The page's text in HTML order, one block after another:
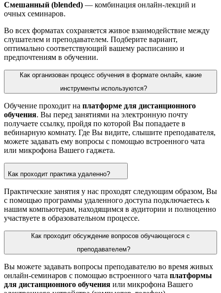
Смешанный (blended) — комбинация онлайн‑лекций и
очных семинаров.
Во всех форматах сохраняется живое взаимодействие между
слушателем и преподавателем. Подберите вариант,
оптимально соответствующий вашему расписанию и
предпочтениям в обучении.
Как организован процесс обучения в формате онлайн, какие
инструменты используются?
Обучение проходит на платформе для дистанционного
обучения. Вы перед занятиями на электронную почту
получаете ссылку, пройдя по которой Вы попадаете в
вебинарную комнату. Где Вы видите, слышите преподавателя,
можете задавать ему вопросы с помощью встроенного чата
или микрофона Вашего гаджета.
Как проходит практика удаленно?
Практические занятия у нас проходят следующим образом, Вы
с помощью программы удаленного доступа подключаетесь к
нашим компьютерам, находящимся в аудитории и полноценно
участвуете в образовательном процессе.
Как проходит обсуждение вопросов обучающегося с
преподавателем?
Вы можете задавать вопросы преподавателю во время живых
онлайн-семинаров с помощью встроенного чата платформы
для дистанционного обучения или микрофона Вашего